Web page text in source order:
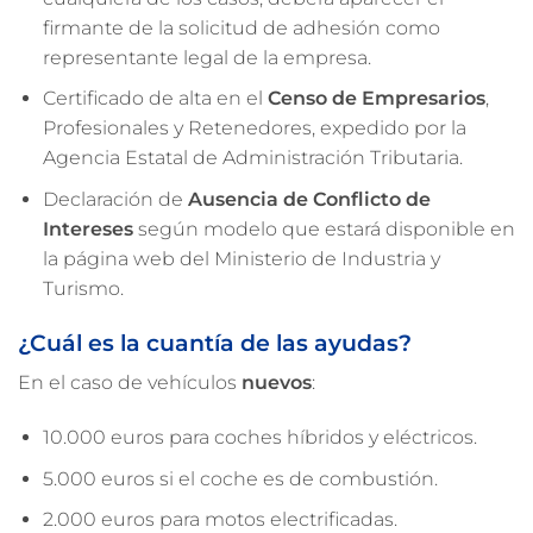
firmante de la solicitud de adhesión como
representante legal de la empresa.
Certificado de alta en el Censo de Empresarios,
Profesionales y Retenedores, expedido por la
Agencia Estatal de Administración Tributaria.
Declaración de Ausencia de Conflicto de
Interesessegún modelo que estará disponible en
la página web del Ministerio de Industria y
Turismo.
¿Cuál es la cuantía de las ayudas?
En el caso de vehículos nuevos:
10.000 euros para coches híbridos y eléctricos.
5.000 euros si el coche es de combustión.
2.000 euros para motos electrificadas.